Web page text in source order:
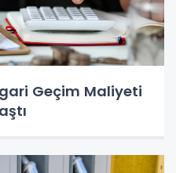
Geçim Maliyeti